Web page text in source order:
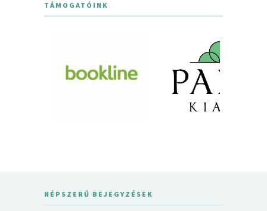
TÁMOGATÓINK
NÉPSZERŰ BEJEGYZÉSEK